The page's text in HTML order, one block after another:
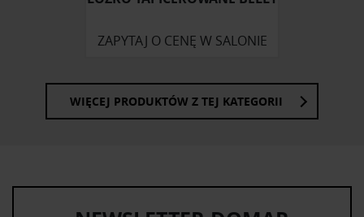
ZAPYTAJ O CENĘ W SALONIE
WIĘCEJ PRODUKTÓW Z TEJ KATEGORII